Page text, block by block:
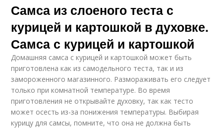
Самса из слоеного теста с
курицей и картошкой в духовке.
Самса с курицей и картошкой
Домашняя самса с курицей и картошкой может быть
приготовлена как из самодельного теста, так и из
замороженного магазинного. Размораживать его следует
только при комнатной температуре. Во время
приготовления не открывайте духовку, так как тесто
может осесть из-за понижения температуры. Выбирая
курицу для самсы, помните, что она не должна быть